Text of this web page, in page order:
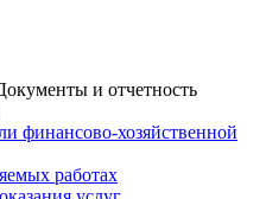
и отчетность
финансово-хозяйственной
работах